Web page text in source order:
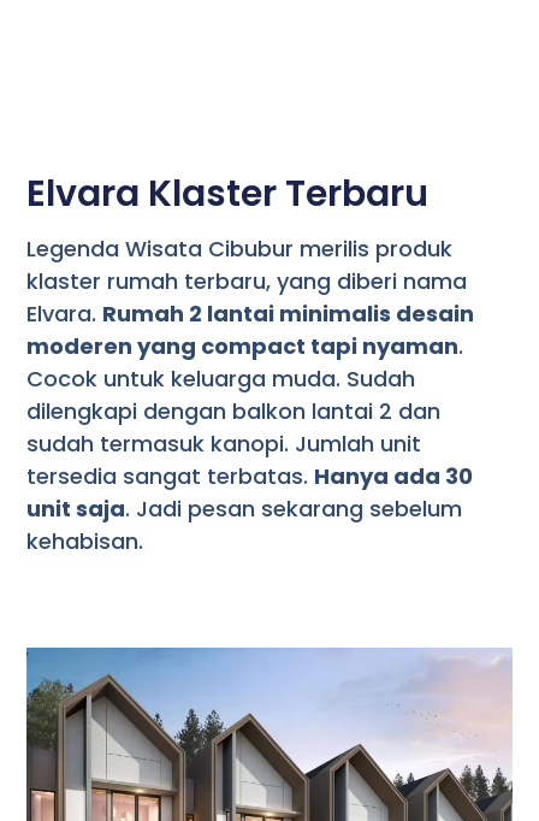
Elvara Klaster Terbaru
Legenda Wisata Cibubur merilis produk
klaster rumah terbaru, yang diberi nama
Elvara. Rumah 2 lantai minimalis desain
moderen yang compact tapi nyaman.
Cocok untuk keluarga muda. Sudah
dilengkapi dengan balkon lantai 2 dan
sudah termasuk kanopi. Jumlah unit
tersedia sangat terbatas. Hanya ada 30
unit saja. Jadi pesan sekarang sebelum
kehabisan.